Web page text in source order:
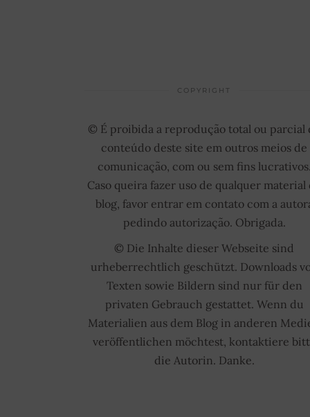
COPYRIGHT
© É proibida a reprodução total ou parcial
conteúdo deste site em outros meios de
comunicação, com ou sem fins
Caso queira fazer uso de qualquer material
blog, favor entrar em contato com a
pedindo autorização. Obrigada.
© Die Inhalte dieser Webseite sind
urheberrechtlich geschützt. Downloads
Texten sowie Bildern sind nur für den
privaten Gebrauch gestattet. Wenn du
Materialien aus dem Blog in anderen
veröffentlichen möchtest, kontaktiere
die Autorin. Danke.